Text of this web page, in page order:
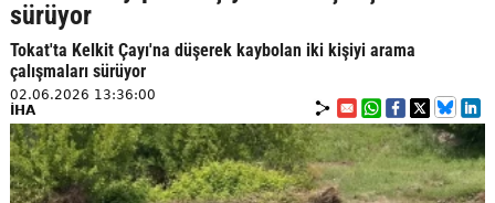
sürüyor
Tokat'ta Kelkit Çayı'na düşerek kaybolan iki kişiyi arama
çalışmaları sürüyor
02.06.2026 13:36:00
İHA